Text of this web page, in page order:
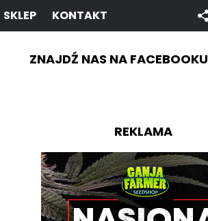
SKLEP KONTAKT
ZNAJDŹ NAS NA FACEBOOKU
REKLAMA